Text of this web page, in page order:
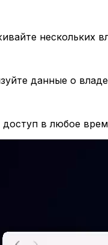
нескольких
данные о
доступ в любое